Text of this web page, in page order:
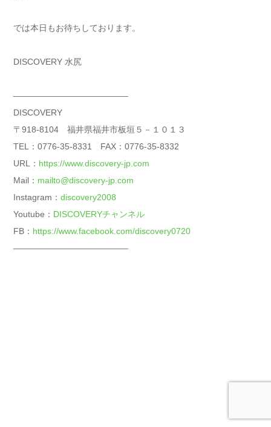
では本日もお待ちしております。
DISCOVERY 水尻
—————————————–
DISCOVERY
〒918-8104 福井県福井市板垣５－１０１３
TEL：0776-35-8331 FAX：0776-35-8332
URL： https://www.discovery-jp.com
Mail： mailto@discovery-jp.com
Instagram： discovery2008
Youtube： DISCOVERYチャンネル
FB： https://www.facebook.com/discovery0720
—————————————–